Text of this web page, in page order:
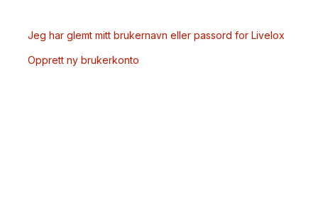
Jeg har glemt mitt brukernavn eller passord for Livelox
Opprett ny brukerkonto